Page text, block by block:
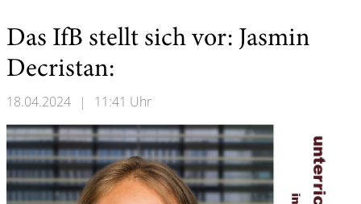
Das IfB stellt sich vor: Jasmin
Decristan:
18.04.2024 | 11:41 Uhr